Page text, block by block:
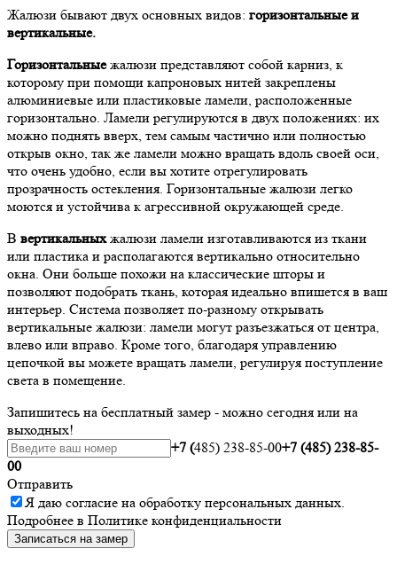
Жалюзи бывают двух основных видов: горизонтальные и
вертикальные.
Горизонтальныежалюзи представляют собой карниз, к
которому при помощи капроновых нитей закреплены
алюминиевые или пластиковые ламели, расположенные
горизонтально. Ламели регулируются в двух положениях: их
можно поднять вверх, тем самым частично или полностью
открыв окно, так же ламели можно вращать вдоль своей оси,
что очень удобно, если вы хотите отрегулировать
прозрачность остекления. Горизонтальные жалюзи легко
моются и устойчива к агрессивной окружающей среде.
В вертикальныхжалюзи ламели изготавливаются из ткани
или пластика и располагаются вертикально относительно
окна. Они больше похожи на классические шторы и
позволяют подобрать ткань, которая идеально впишется в ваш
интерьер. Система позволяет по-разному открывать
вертикальные жалюзи: ламели могут разъезжаться от центра,
влево или вправо. Кроме того, благодаря управлению
цепочкой вы можете вращать ламели, регулируя поступление
света в помещение.
Запишитесь на бесплатный замер - можно сегодня или на
выходных!
+7 (485) 238-85-00+7 (485) 238-85-
00
Отправить
Я даю согласие на обработку персональных данных.
Подробнее в Политике конфиденциальности
Записаться на замер